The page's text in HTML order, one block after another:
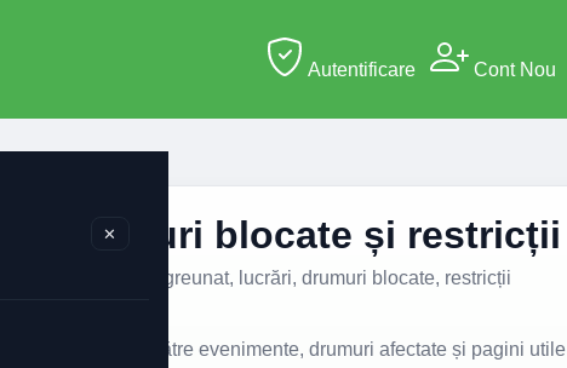
Autentificare Cont Nou
✕
drumuri blocate și restricții
trafic îngreunat, lucrări, drumuri blocate, restricții
, cu legături către evenimente, drumuri afectate și pagini utile